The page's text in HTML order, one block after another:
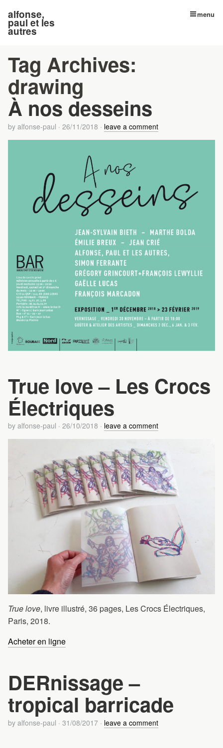
alfonse,
paul et les
autres
menu
Tag Archives:
drawing
À nos desseins
by alfonse-paul · 26/11/2018 · leave a comment
True love – Les Crocs
Électriques
by alfonse-paul · 26/10/2018 · leave a comment
True love, livre illustré, 36 pages, Les Crocs Électriques,
Paris, 2018.
Acheter en ligne
DERnissage –
tropical barricade
by alfonse-paul · 31/08/2017 · leave a comment